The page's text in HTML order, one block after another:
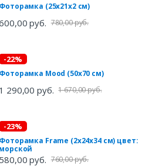
Фоторамка (25х21х2 см)
руб. 780,00 руб.
-22%
Фоторамка Mood (50х70 см)
1 290,00 руб. 1 670,00 руб.
-23%
Фоторамка Frame (2х24х34 см) цвет:
морской
580,00 руб. 760,00 руб.